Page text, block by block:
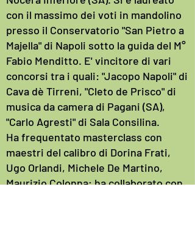
con il massimo dei voti in mandolino
presso il Conservatorio "San Pietro a
Majella" di Napoli sotto la guida del M°
Fabio Menditto. E' vincitore di vari
concorsi tra i quali: "Jacopo Napoli" di
Cava dè Tirreni, "Cleto de Prisco" di
musica da camera di Pagani (SA),
"Carlo Agresti" di Sala Consilina.
Ha frequentato masterclass con
maestri del calibro di Dorina Frati,
Ugo Orlandi, Michele De Martino,
Maurizio Colonna; ha collaborato con